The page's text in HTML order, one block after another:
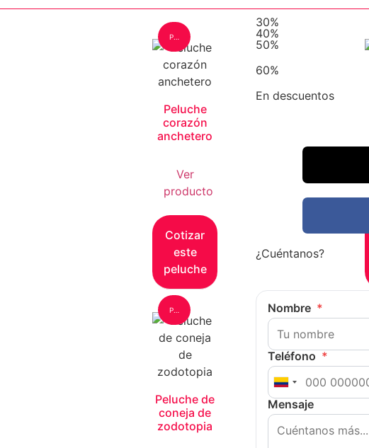
Peluche: Grande
Peluche
corazón
anchetero
Ver
producto
Cotizar
este
peluche
Peluche: Grande
Peluche de
coneja de
zodotopia
30%
40%
50%
60%
En descuentos
¿Cuéntanos?
Nombre *
Teléfono *
Mensaje